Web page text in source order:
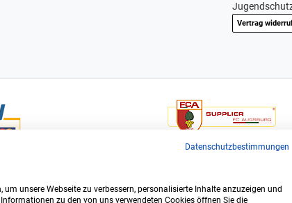
Vertrag
Bundesligisten FC Augsburg.
Datenschutzbestimmungen
unsere Webseite zu verbessern, personalisierte Inhalte anzuzeigen und
zu den von uns verwendeten Cookies öffnen Sie die